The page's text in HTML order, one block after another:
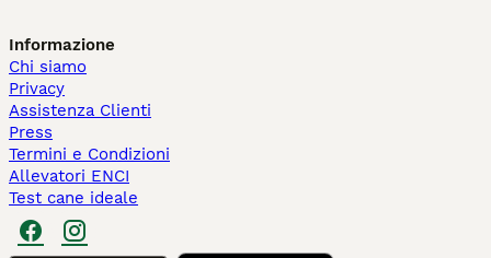
Informazione
Chi siamo
Privacy
Assistenza Clienti
Press
Termini e Condizioni
Allevatori ENCI
Test cane ideale